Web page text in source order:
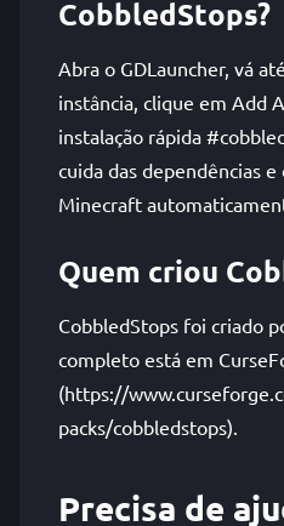
CobbledStops?
Abra o GDLauncher, vá
instância, clique em Add
instalação rápida
cuida das dependências
Minecraft
Quem criou
CobbledStops foi criado
completo está em
(https://
packs/cobbledstops).
Precisa de